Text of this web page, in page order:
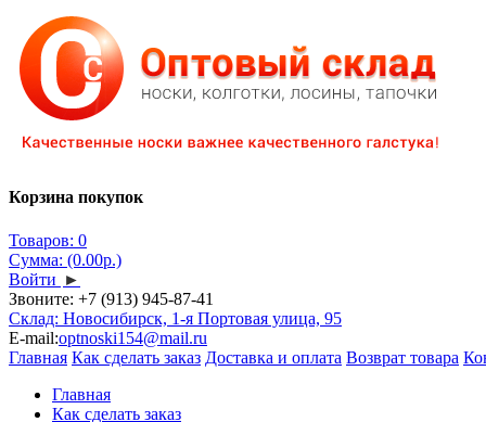
Корзина покупок
Товаров: 0
Сумма: (0.00р.)
Войти ►
Звоните: +7 (913) 945-87-41
Склад: Новосибирск, 1-я Портовая улица, 95
E-mail:optnoski154@mail.ru
Главная Как сделать заказ Доставка и оплата Возврат товара
Главная
Как сделать заказ